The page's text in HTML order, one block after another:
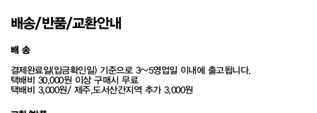
배송/반품/교환안내
배 송
결제완료일(입금확인일) 기준으로 3~5영업일 이내에 출고됩니다.
택배비 30,000원 이상 구매시 무료
택배비 3,000원/ 제주,도서산간지역 추가 3,000원